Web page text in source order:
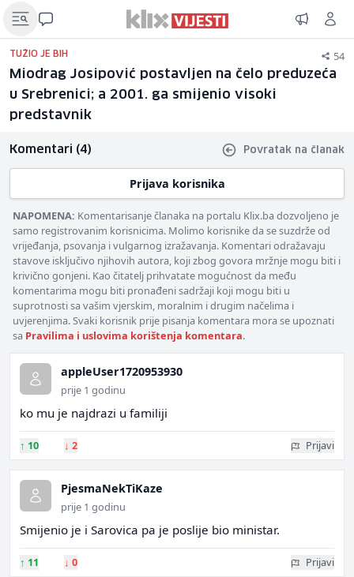
TUŽIO JE BIH 54
Miodrag Josipović postavljen na čelo preduzeća
u Srebrenici; a 2001. ga smijenio visoki
predstavnik
Komentari (4) Povratak na članak
Prijava korisnika
NAPOMENA: Komentarisanje članaka na portalu Klix.ba dozvoljeno je
samo registrovanim korisnicima. Molimo korisnike da se suzdrže od
vrijeđanja, psovanja i vulgarnog izražavanja. Komentari odražavaju
stavove isključivo njihovih autora, koji zbog govora mržnje mogu biti i
krivično gonjeni. Kao čitatelj prihvatate mogućnost da među
komentarima mogu biti pronađeni sadržaji koji mogu biti u
suprotnosti sa vašim vjerskim, moralnim i drugim načelima i
uvjerenjima. Svaki korisnik prije pisanja komentara mora se upoznati
sa Pravilima i uslovima korištenja komentara.
appleUser1720953930
prije 1 godinu
ko mu je najdrazi u familiji
↑ 10 ↓ 2 Prijavi
PjesmaNekTiKaze
prije 1 godinu
Smijenio je i Sarovica pa je poslije bio ministar.
↑ 11 ↓ 0 Prijavi